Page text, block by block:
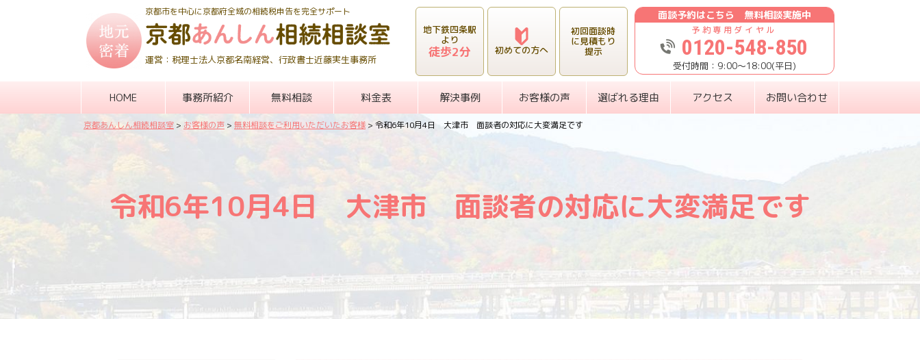
京都市を中心に京都府全域の相続税申告を完全サポート
運営：税理士法人京都名南経営、行政書士近藤実生事務所
地下鉄四条駅
より
徒歩2分 初めての方へ
初回面談時
に見積もり
提示
面談予約はこちら 無料相談実施中
0120-548-850
9:00〜18:00(平日)
HOME 事務所紹介 無料相談 料金表 解決事例 お客様の声 選ばれる理由 アクセス お問い合わせ
京都あんしん相続相談室 > お客様の声 > 無料相談をご利用いただいたお客様 > 令和6年10月4日 大津市 面談者の対応に大変満足です
令和6年10月4日 大津市 面談者の対応に大変満足です